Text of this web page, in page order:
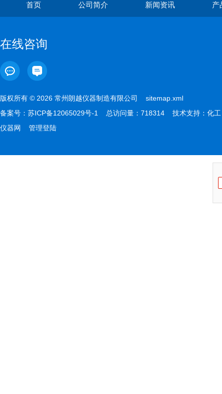
首页 公司简介 新闻资讯 产
在线咨询
版权所有 © 2026 常州朗越仪器制造有限公司 sitemap.xml
备案号： 苏ICP备12065029号-1 总访问量：718314 技术支持： 化工
仪器网
管理登陆